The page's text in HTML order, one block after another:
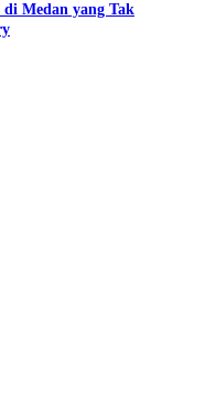
di Medan yang Tak